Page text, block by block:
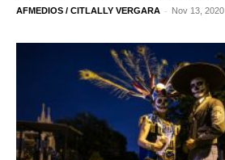
AFMEDIOS / CITLALLY VERGARA - Nov 13, 2020